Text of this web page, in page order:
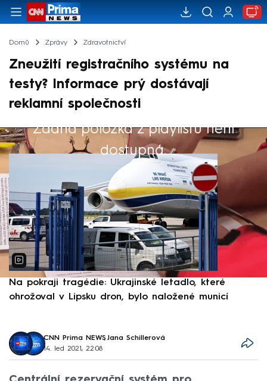
Domů Zprávy Zdravotnictví
Zneužití registračního systému na
testy? Informace prý dostávají
reklamní společnosti
Žádná položka z playlistu není
dostupná.
Výběr redakce
Na pokraji tragédie: Ukrajinské letadlo, které
ohrožoval v Lipsku dron, bylo naložené municí
CNN Prima NEWS, Jana Schillerová
14. led 2021, 22:08